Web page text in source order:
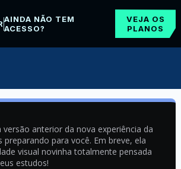
AINDA NÃO TEM
ACESSO?
VEJA OS
PLANOS
versão anterior da nova experiência da
preparando para você. Em breve, ela
visual novinha totalmente pensada
estudos!